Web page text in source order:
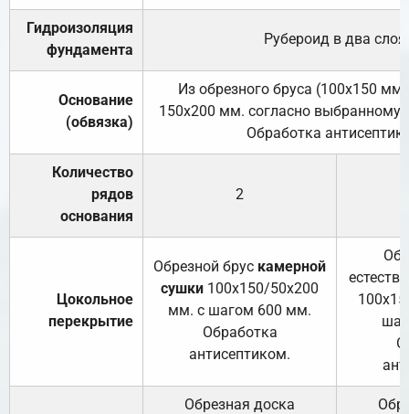
Гидроизоляция
фундамента
Рубероид в два слоя.
Основание
(обвязка)
Из обрезного бруса (100х150
150х200 мм. согласно выбранному
Обработка
Количество
рядов
основания
2
Цокольное
перекрытие
Обрезной брус камерной
сушки 100х150/50х200
мм. с шагом 600 мм.
Обработка
антисептиком.
Обрезная доска